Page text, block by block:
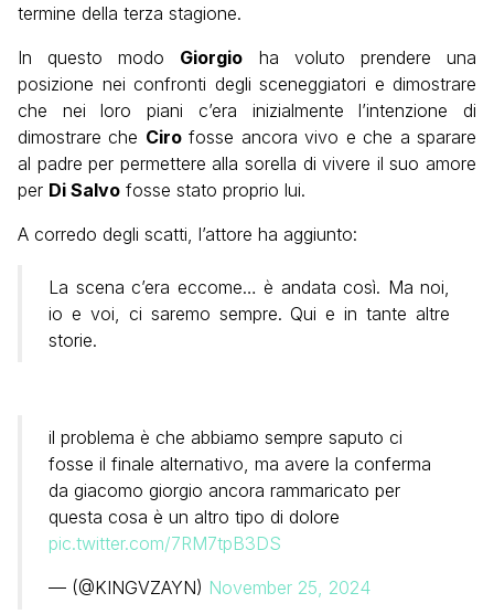
termine della terza stagione.
In questo modo Giorgio ha voluto prendere una
posizione nei confronti degli sceneggiatori e dimostrare
che nei loro piani c’era inizialmente l’intenzione di
dimostrare che Cirofosse ancora vivo e che a sparare
al padre per permettere alla sorella di vivere il suo amore
per Di Salvo fosse stato proprio lui.
A corredo degli scatti, l’attore ha aggiunto:
La scena c’era eccome… è andata così. Ma noi,
io e voi, ci saremo sempre. Qui e in tante altre
storie.
il problema è che abbiamo sempre saputo ci
fosse il finale alternativo, ma avere la conferma
da giacomo giorgio ancora rammaricato per
questa cosa è un altro tipo di dolore
pic.twitter.com/7RM7tpB3DS
— (@KINGVZAYN) November 25, 2024